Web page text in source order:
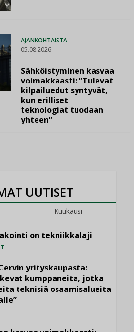
AJANKOHTAISTA
05.08.2026
Sähköistyminen kasvaa
voimakkaasti: ”Tulevat
kilpailuedut syntyvät,
kun erilliset
teknologiat tuodaan
yhteen”
UUTISET
Kuukausi
on tekniikkalaji
yrityskaupasta:
kumppaneita, jotka
teknisiä osaamisalueita